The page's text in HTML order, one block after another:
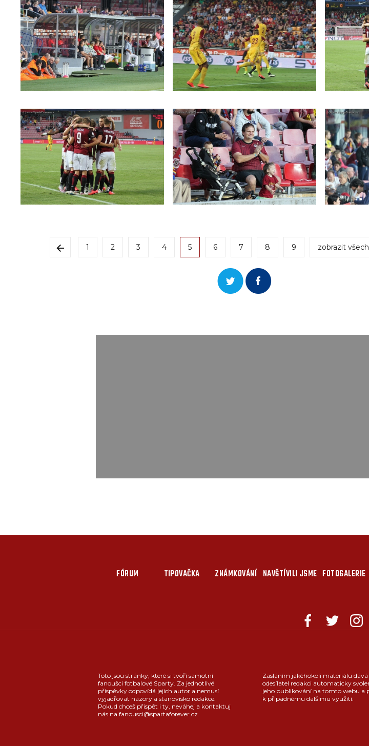
1 2 3 4 5 6 7 8 9 zobrazit
FÓRUM TIPOVAČKA ZNÁMKOVÁNÍ NAVŠTÍVILI JSME FOTOGALERIE
Toto jsou stránky, které si tvoří samotní
fanoušci fotbalové Sparty. Za jednotlivé
příspěvky odpovídá jejich autor a nemusí
vyjadřovat názory a stanovisko redakce.
Pokud chceš přispět i ty, neváhej a kontaktuj
nás na fanousci@spartaforever.cz.
Zasláním jakéhokoli materiálu dává
odesílatel redakci automaticky
jeho publikování na tomto webu a
k případnému dalšímu využití.